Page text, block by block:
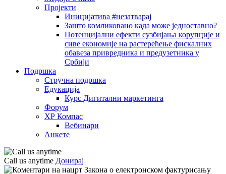
Пројекти
Иницијатива #незатварај
Зашто комликовано када може једноставно?
Потенцијални ефекти сузбијања корупције и
сиве економије на растерећење фискалних
обавеза привредника и предузетника у
Србији
Подршка
Стручна подршка
Едукација
Курс Дигитални маркетинга
Форум
ХР Компас
Вебинари
Анкете
Call us anytime Донирај